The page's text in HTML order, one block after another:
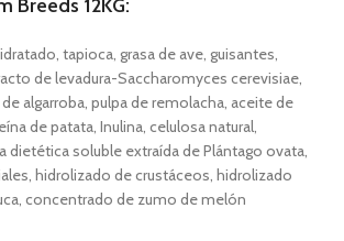
Breeds 12KG:
tapioca, grasa de ave, guisantes,
de levadura-Saccharomyces cerevisiae,
algarroba, pulpa de remolacha, aceite de
de patata, Inulina, celulosa natural,
dietética soluble extraída de Plántago ovata,
hidrolizado de crustáceos, hidrolizado
concentrado de zumo de melón